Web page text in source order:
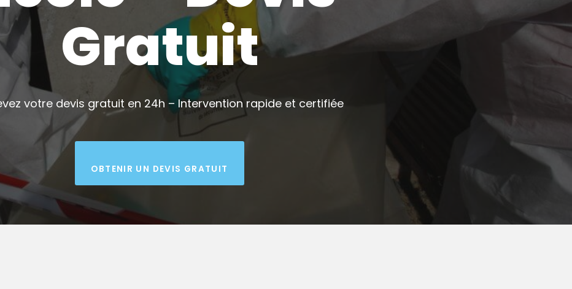
Gratuit
votre devis gratuit en 24h – Intervention rapide et certifiée
OBTENIR UN DEVIS GRATUIT